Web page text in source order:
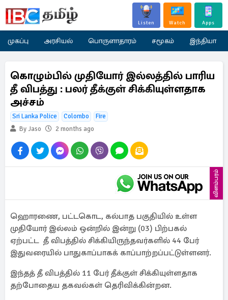
Listen Watch Apps
முகப்பு அரசியல் பொருளாதாரம் சமூகம் இந்தியா
கொழும்பில் முதியோர் இல்லத்தில் பாரிய
தீ விபத்து : பலர் தீக்குள் சிக்கியுள்ளதாக
அச்சம்
Sri Lanka Police Colombo
Fire
By Jaso
2 months ago
விளம்பரம்
ஹொரணை, பட்டகொட, கல்பாத பகுதியில் உள்ள
முதியோர் இல்லம் ஒன்றில் இன்று (03) பிற்பகல்
ஏற்பட்ட தீ விபத்தில் சிக்கியிருந்தவர்களில் 44 பேர்
இதுவரையில் பாதுகாப்பாகக் காப்பாற்றப்பட்டுள்ளனர்.
இந்தத் தீ விபத்தில் 11 பேர் தீக்குள் சிக்கியுள்ளதாக
தற்போதைய தகவல்கள் தெரிவிக்கின்றன.